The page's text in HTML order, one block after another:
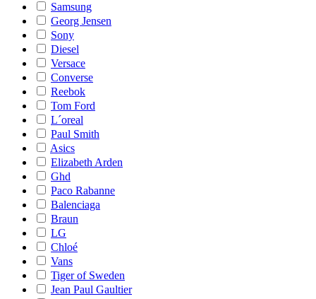
Samsung
Georg Jensen
Sony
Diesel
Versace
Converse
Reebok
Tom Ford
L´oreal
Paul Smith
Asics
Elizabeth Arden
Ghd
Paco Rabanne
Balenciaga
Braun
LG
Chloé
Vans
Tiger of Sweden
Jean Paul Gaultier